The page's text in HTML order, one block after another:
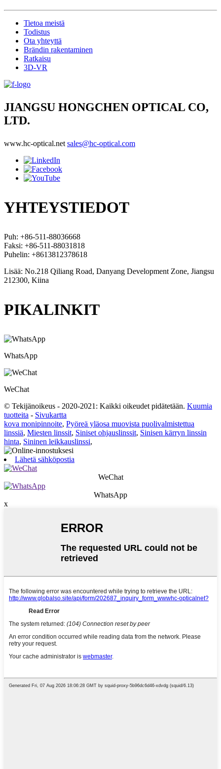
Tietoa meistä
Todistus
Ota yhteyttä
Brändin rakentaminen
Ratkaisu
3D-VR
JIANGSU HONGCHEN OPTICAL CO,
LTD.
www.hc-optical.net sales@hc-optical.com
YHTEYSTIEDOT
Puh: +86-511-88036668
Faksi: +86-511-88031818
Puhelin: +8613812378618
Lisää: No.218 Qiliang Road, Danyang Development Zone, Jiangsu
212300, Kiina
PIKALINKIT
WhatsApp
WeChat
© Tekijänoikeus - 2020-2021: Kaikki oikeudet pidätetään. Kuumia
tuotteita - Sivukartta
kova monipinnoite, Pyöreä yläosa muovista puolivalmistettua
linssiä, Miesten linssit, Siniset ohjauslinssit, Sinisen kärryn linssin
hinta, Sininen leikkauslinssi,
Lähetä sähköpostia
WeChat
WhatsApp
x